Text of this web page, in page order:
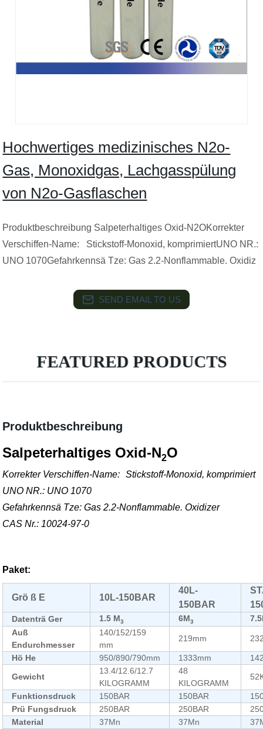
Hochwertiges medizinisches N2o-
Gas, Monoxidgas, Lachgasspülung
von N2o-Gasflaschen
Produktbeschreibung Salpeterhaltiges Oxid-N2OKorrekter
Verschiffen-Name: Stickstoff-Monoxid, komprimiertUNO NR.:
UNO 1070Gefahrkennsä Tze: Gas 2.2-Nonflammable. Oxidiz
SEND EMAIL TO US
FEATURED PRODUCTS
Produktbeschreibung
Salpeterhaltiges Oxid-N2O
Korrekter Verschiffen-Name:
Stickstoff-Monoxid, komprimiert
UNO NR.: UNO 1070
Gefahrkennsä Tze: Gas 2.2-Nonflammable. Oxidizer
CAS Nr.: 10024-97-0
Paket:
Grö ß E 10L-150BAR
40L-
150BAR
Datenträ Ger 1.5 M3 6M3
Auß
Endurchmesser
140/152/159
mm
219mm
Hö He 950/890/790mm 1333mm
Gewicht
13.4/12.6/12.7
KILOGRAMM
48
KILOGRAMM
Funktionsdruck 150BAR 150BAR
Prü Fungsdruck
250BAR 250BAR
Material
37Mn 37Mn